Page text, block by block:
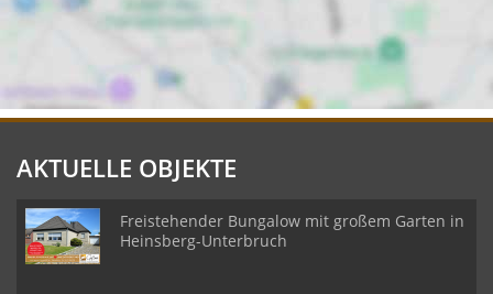
AKTUELLE OBJEKTE
Freistehender Bungalow mit großem Garten in
Heinsberg-Unterbruch